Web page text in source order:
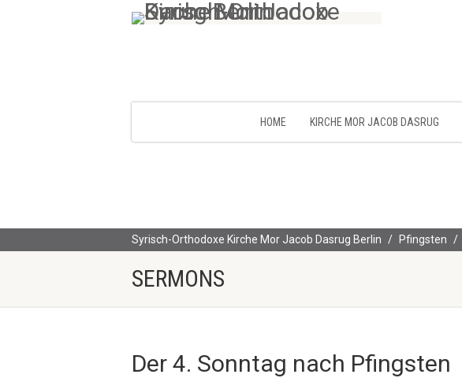
HOME KIRCHE MOR JACOB DASRUG
Syrisch-Orthodoxe Kirche Mor Jacob Dasrug Berlin Pfingsten
SERMONS
Der 4. Sonntag nach Pfingsten